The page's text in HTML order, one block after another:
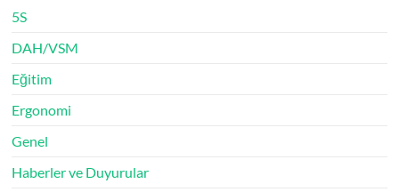
5S
DAH/VSM
Eğitim
Ergonomi
Genel
Haberler ve Duyurular